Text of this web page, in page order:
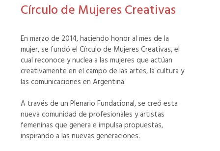
Círculo de Mujeres Creativas
En marzo de 2014, haciendo honor al mes de la
mujer, se fundó el Círculo de Mujeres Creativas, el
cual reconoce y nuclea a las mujeres que actúan
creativamente en el campo de las artes, la cultura y
las comunicaciones en Argentina.
A través de un Plenario Fundacional, se creó esta
nueva comunidad de profesionales y artistas
femeninas que genera e impulsa propuestas,
inspirando a las nuevas generaciones.